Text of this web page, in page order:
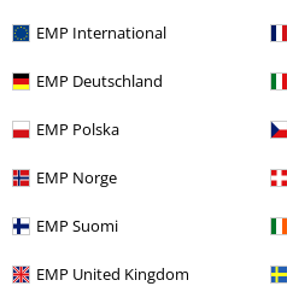
EMP International
EMP Deutschland
EMP Polska
EMP Norge
EMP Suomi
EMP United Kingdom
Envoyer le commentaire
Posté le :
Beau patch
Patch de très bonne qualité, tissage